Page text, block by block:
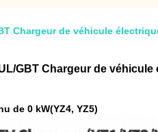
Chargeur de véhicule
GBT Chargeur de
de 0 kW(YZ4, YZ5)